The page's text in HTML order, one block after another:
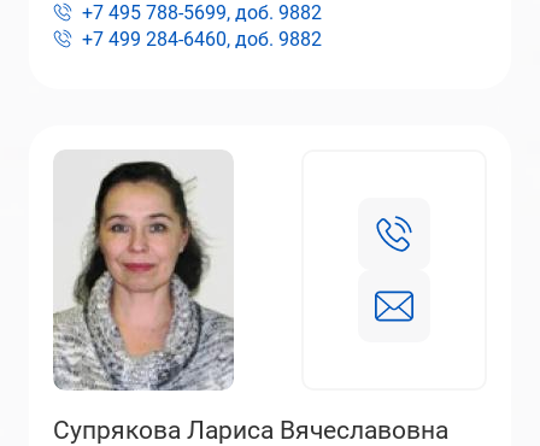
+7 495 788-5699, доб. 9882
+7 499 284-6460, доб. 9882
Супрякова Лариса Вячеславовна